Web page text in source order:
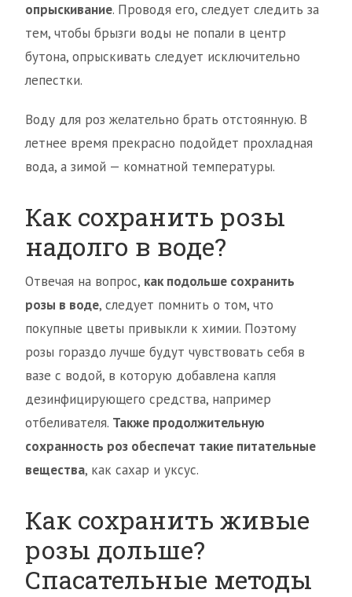
опрыскивание. Проводя его, следует следить за
тем, чтобы брызги воды не попали в центр
бутона, опрыскивать следует исключительно
лепестки.
Воду для роз желательно брать отстоянную. В
летнее время прекрасно подойдет прохладная
вода, а зимой — комнатной температуры.
Как сохранить розы
надолго в воде?
Отвечая на вопрос, как подольше сохранить
розы в воде, следует помнить о том, что
покупные цветы привыкли к химии. Поэтому
розы гораздо лучше будут чувствовать себя в
вазе с водой, в которую добавлена капля
дезинфицирующего средства, например
отбеливателя. Также продолжительную
сохранность роз обеспечат такие питательные
вещества, как сахар и уксус.
Как сохранить живые
розы дольше?
Спасательные методы